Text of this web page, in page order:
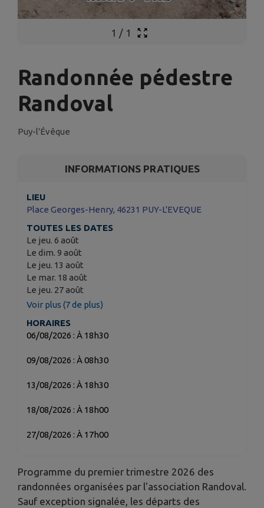
1 / 1
Randonnée pédestre
Randoval
Puy-l'Évêque
INFORMATIONS PRATIQUES
LIEU
Place Georges-Henry, 46231 PUY-L'EVEQUE
TOUTES LES DATES
Le jeu. 6 août
Le dim. 9 août
Le jeu. 13 août
Le mar. 18 août
Le jeu. 27 août
Voir plus (7 de plus)
HORAIRES
06/08/2026 : À 18h30
09/08/2026 : À 08h30
13/08/2026 : À 18h30
18/08/2026 : À 18h00
27/08/2026 : À 17h00
Programme du premier trimestre 2026 des
randonnées organisées par l'association Randoval.
Sauf exception signalée, les départs des